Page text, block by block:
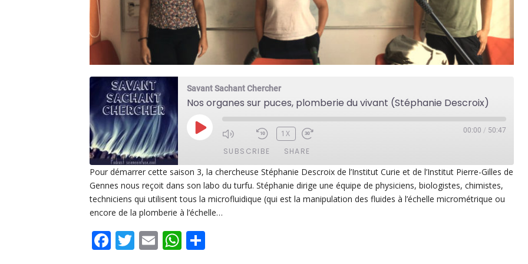
Savant Sachant Chercher
Nos organes sur puces, plomberie du vivant (Stéphanie Descroix)
PLAY
1X 00:00 / 50:47
SUBSCRIBE SHARE
Apple Podcasts Deezer Google Play
PocketCasts Podcast Addict
RSS FEED
SHARE
LINK
EMBED
Pour démarrer cette saison 3, la chercheuse Stéphanie Descroix de l’Institut Curie et de l’Institut Pierre-Gilles de
Gennes nous reçoit dans son labo du turfu. Stéphanie dirige une équipe de physiciens, biologistes, chimistes,
techniciens qui utilisent tous la microfluidique (qui est la manipulation des fluides à l’échelle micrométrique ou
encore de la plomberie à l’échelle…
Facebook
Twitter
EmailWhatsApp